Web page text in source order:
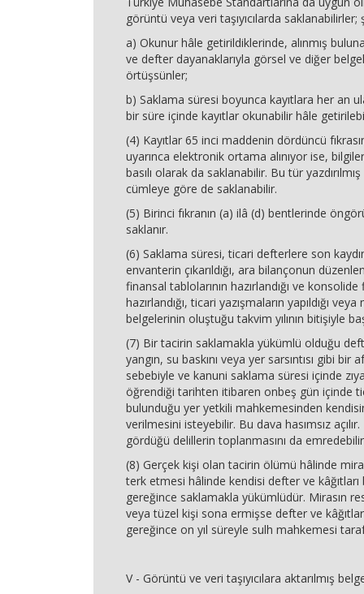
görüntü veya veri taşıyıcılarda saklanabilirler;
a) Okunur hâle getirildiklerinde, alınmış
ve defter dayanaklarıyla görsel ve diğer
örtüşsünler;
b) Saklama süresi boyunca kayıtlara her an
bir süre içinde kayıtlar okunabilir hâle
(4) Kayıtlar 65 inci maddenin dördüncü
uyarınca elektronik ortama alınıyor ise,
basılı olarak da saklanabilir. Bu tür
cümleye göre de saklanabilir.
(5) Birinci fıkranın (a) ilâ (d) bentlerinde
saklanır.
(6) Saklama süresi, ticari defterlere son kaydın
envanterin çıkarıldığı, ara bilançonun
finansal tablolarının hazırlandığı ve
hazırlandığı, ticari yazışmaların yapıldığı
belgelerinin oluştuğu takvim yılının bitişiyle
(7) Bir tacirin saklamakla yükümlü olduğu
yangın, su baskını veya yer sarsıntısı gibi bir
sebebiyle ve kanuni saklama süresi içinde
öğrendiği tarihten itibaren onbeş gün içinde
bulunduğu yer yetkili mahkemesinden
verilmesini isteyebilir. Bu dava hasımsız
gördüğü delillerin toplanmasını da
(8) Gerçek kişi olan tacirin ölümü hâlinde
terk etmesi hâlinde kendisi defter ve kâğıtları
gereğince saklamakla yükümlüdür. Mirasın
veya tüzel kişi sona ermişse defter ve
gereğince on yıl süreyle sulh mahkemesi
V - Görüntü ve veri taşıyıcılara aktarılmış